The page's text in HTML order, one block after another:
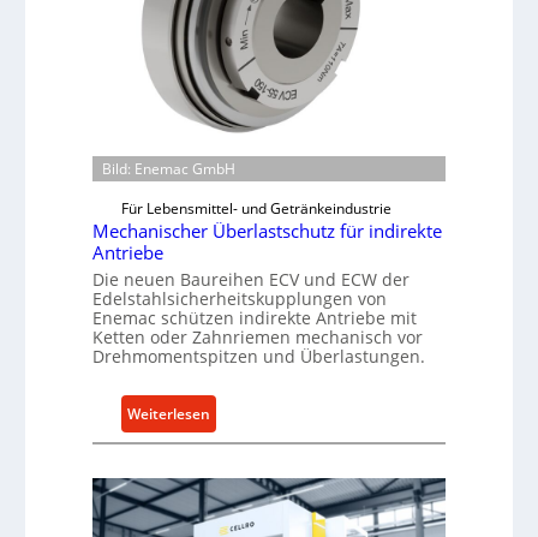
Bild: Enemac GmbH
Für Lebensmittel- und Getränkeindustrie
Mechanischer Überlastschutz für indirekte
Antriebe
Die neuen Baureihen ECV und ECW der
Edelstahlsicherheitskupplungen von
Enemac schützen indirekte Antriebe mit
Ketten oder Zahnriemen mechanisch vor
Drehmomentspitzen und Überlastungen.
Weiterlesen:
M
h